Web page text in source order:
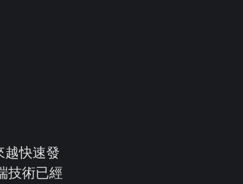
越快速發
技術已經